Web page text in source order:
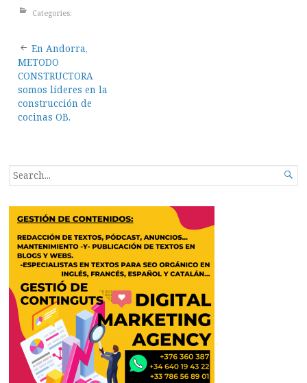
Categories:
Post
navigation
En Andorra,
METODO
CONSTRUCTORA
somos líderes en la
construcción de
cocinas OB.
SEARCH
FOR...
